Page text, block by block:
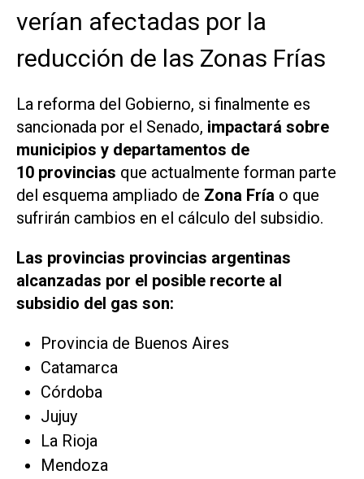
verían afectadas por la
reducción de las Zonas Frías
La reforma del Gobierno, si finalmente es
sancionada por el Senado, impactará sobre
municipios y departamentos de
10 provincias que actualmente forman parte
del esquema ampliado de Zona Fría o que
sufrirán cambios en el cálculo del subsidio.
Las provincias provincias argentinas
alcanzadas por el posible recorte al
subsidio del gas son:
Provincia de Buenos Aires
Catamarca
Córdoba
Jujuy
La Rioja
Mendoza